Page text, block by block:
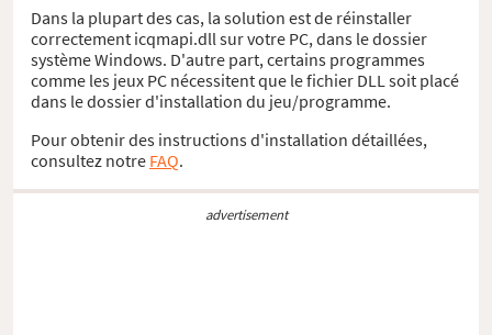
Dans la plupart des cas, la solution est de réinstaller
correctement icqmapi.dll sur votre PC, dans le dossier
système Windows. D'autre part, certains programmes
comme les jeux PC nécessitent que le fichier DLL soit placé
dans le dossier d'installation du jeu/programme.
Pour obtenir des instructions d'installation détaillées,
consultez notre FAQ.
advertisement